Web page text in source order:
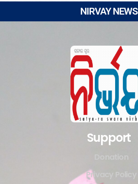
NIRVAY NEWS
Support
Privacy Policy